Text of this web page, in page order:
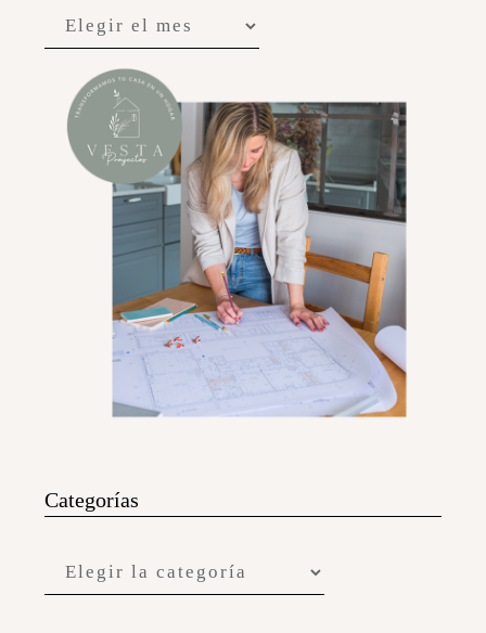
Categorías